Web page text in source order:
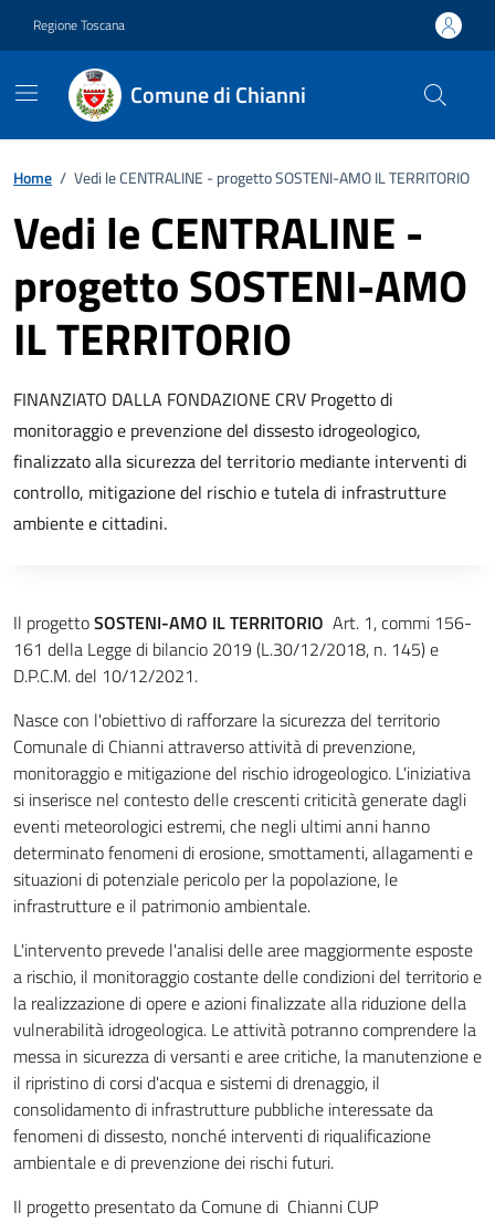
Regione Toscana
Comune di Chianni
Home / Vedi le CENTRALINE - progetto SOSTENI-AMO IL TERRITORIO
Vedi le CENTRALINE -
progetto SOSTENI-AMO
IL TERRITORIO
Descrizione breve
FINANZIATO DALLA FONDAZIONE CRV Progetto di
monitoraggio e prevenzione del dissesto idrogeologico,
finalizzato alla sicurezza del territorio mediante interventi di
controllo, mitigazione del rischio e tutela di infrastrutture
ambiente e cittadini.
Il progettoSOSTENI-AMO IL TERRITORIO Art. 1, commi 156-
161 della Legge di bilancio 2019 (L.30/12/2018, n. 145) e
D.P.C.M. del 10/12/2021.
Nasce con l'obiettivo di rafforzare la sicurezza del territorio
Comunale di Chianni attraverso attività di prevenzione,
monitoraggio e mitigazione del rischio idrogeologico. L'iniziativa
si inserisce nel contesto delle crescenti criticità generate dagli
eventi meteorologici estremi, che negli ultimi anni hanno
determinato fenomeni di erosione, smottamenti, allagamenti e
situazioni di potenziale pericolo per la popolazione, le
infrastrutture e il patrimonio ambientale.
L'intervento prevede l'analisi delle aree maggiormente esposte
a rischio, il monitoraggio costante delle condizioni del territorio e
la realizzazione di opere e azioni finalizzate alla riduzione della
vulnerabilità idrogeologica. Le attività potranno comprendere la
messa in sicurezza di versanti e aree critiche, la manutenzione e
il ripristino di corsi d'acqua e sistemi di drenaggio, il
consolidamento di infrastrutture pubbliche interessate da
fenomeni di dissesto, nonché interventi di riqualificazione
ambientale e di prevenzione dei rischi futuri.
Il progetto presentato da Comune di Chianni CUP